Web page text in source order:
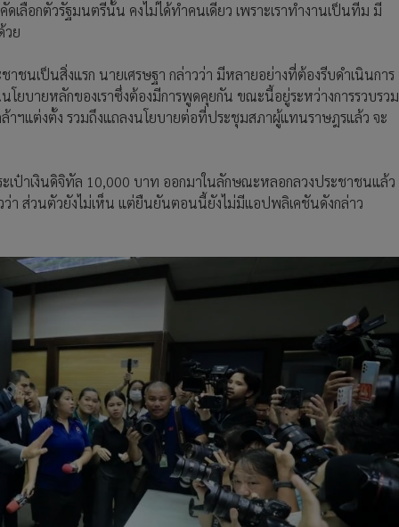
ดเลือกตัวรัฐมนตรีนั้น คงไม่ได้ทำคนเดียว เพราะเราทำงานเป็นทีม มี
วย
าชนเป็นสิ่งแรก นายเศรษฐา กล่าวว่า มีหลายอย่างที่ต้องรีบดำเนินการ
โยบายหลักของเราซึ่งต้องมีการพูดคุยกัน ขณะนี้อยู่ระหว่างการรวบรวม
าฯแต่งตั้ง รวมถึงแถลงนโยบายต่อที่ประชุมสภาผู้แทนราษฎรแล้ว จะ
เป๋าเงินดิจิทัล 10,000 บาท ออกมาในลักษณะหลอกลวงประชาชนแล้ว
ว่า ส่วนตัวยังไม่เห็น แต่ยืนยันตอนนี้ยังไม่มีแอปพลิเคชันดังกล่าว